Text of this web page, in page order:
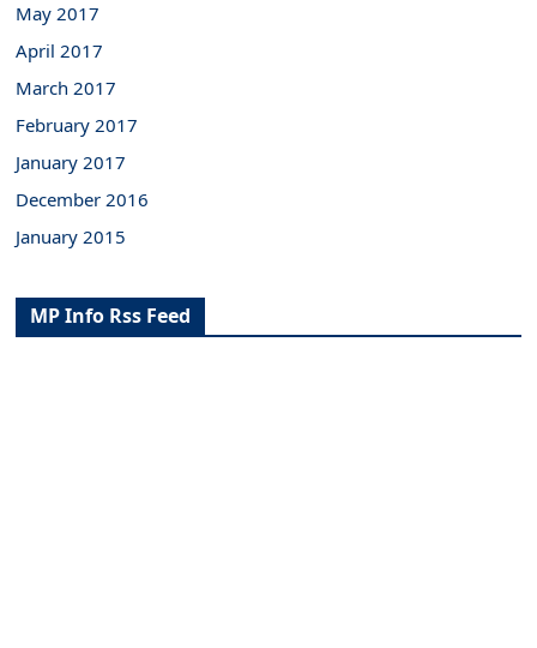
May 2017
April 2017
March 2017
February 2017
January 2017
December 2016
January 2015
MP Info Rss Feed